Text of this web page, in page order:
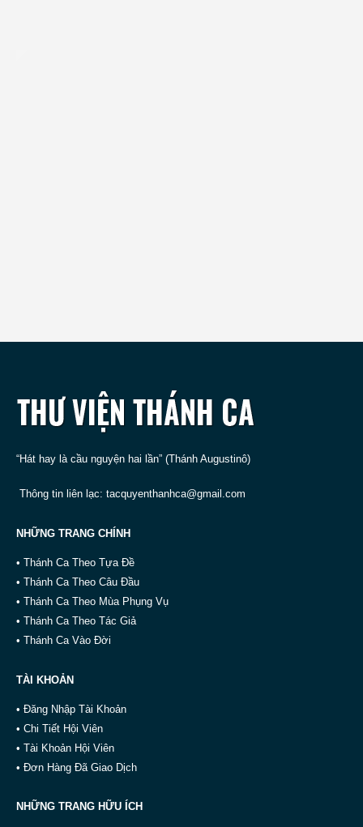
“Hát hay là cầu nguyện hai lần” (Thánh Augustinô)
Thông tin liên lạc: tacquyenthanhca@gmail.com
NHỮNG TRANG CHÍNH
• Thánh Ca Theo Tựa Đề
• Thánh Ca Theo Câu Đầu
• Thánh Ca Theo Mùa Phụng Vụ
• Thánh Ca Theo Tác Giả
• Thánh Ca Vào Đời
TÀI KHOẢN
• Đăng Nhập Tài Khoản
• Chi Tiết Hội Viên
• Tài Khoản Hội Viên
• Đơn Hàng Đã Giao Dịch
NHỮNG TRANG HỮU ÍCH